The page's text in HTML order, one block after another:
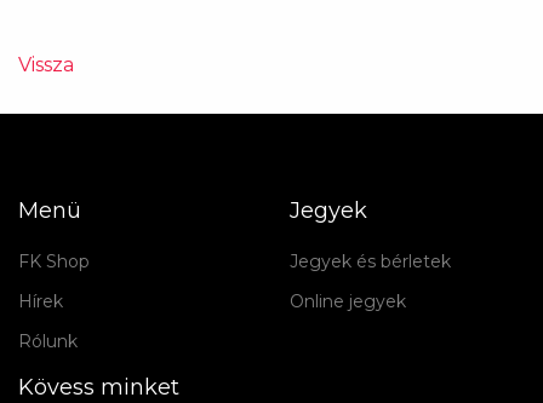
Vissza
Menü
FK Shop
Hírek
Rólunk
Jegyek
Jegyek és bérletek
Online jegyek
Kövess minket